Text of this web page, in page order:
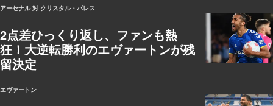
アーセナル 対 クリスタル・パレス
2点差ひっくり返し、ファンも熱
狂！大逆転勝利のエヴァートンが残
留決定
エヴァートン